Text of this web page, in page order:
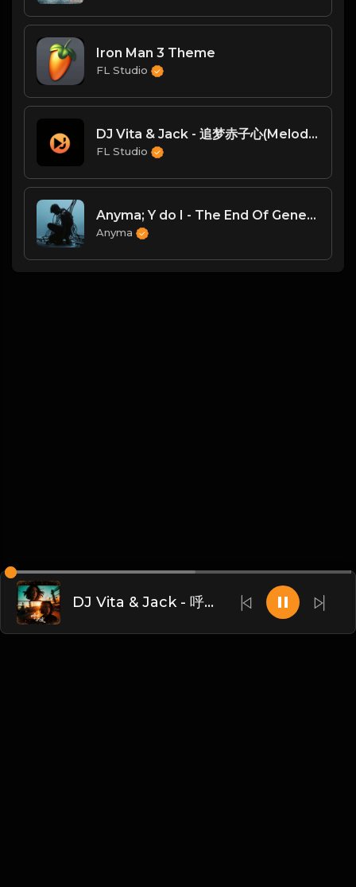
Iron Man 3 Theme
FL Studio
DJ Vita & Jack - 追梦赤子心(Melodic Techno Mix)
FL Studio
Anyma; Y do I - The End Of Genesys
Anyma
DJ Vita & Jack - 呼吸决定（Melodic Techno Mix）